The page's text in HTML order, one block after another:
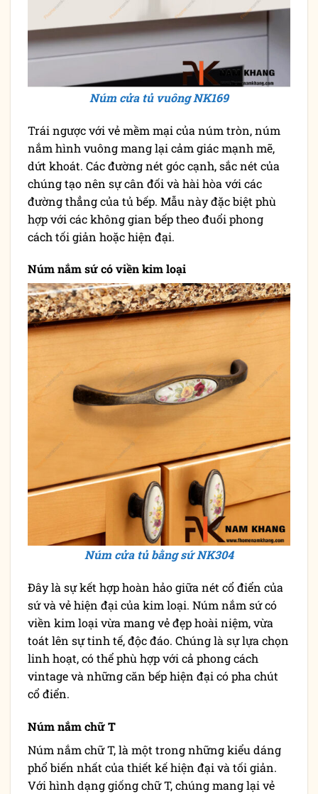
Núm cửa tủ vuông NK169
Trái ngược với vẻ mềm mại của núm tròn, núm
nắm hình vuông mang lại cảm giác mạnh mẽ,
dứt khoát. Các đường nét góc cạnh, sắc nét của
chúng tạo nên sự cân đối và hài hòa với các
đường thẳng của tủ bếp. Mẫu này đặc biệt phù
hợp với các không gian bếp theo đuổi phong
cách tối giản hoặc hiện đại.
Núm nắm sứ có viền kim loại
Núm cửa tủ bằng sứ NK304
Đây là sự kết hợp hoàn hảo giữa nét cổ điển của
sứ và vẻ hiện đại của kim loại. Núm nắm sứ có
viền kim loại vừa mang vẻ đẹp hoài niệm, vừa
toát lên sự tinh tế, độc đáo. Chúng là sự lựa chọn
linh hoạt, có thể phù hợp với cả phong cách
vintage và những căn bếp hiện đại có pha chút
cổ điển.
Núm nắm chữ T
Núm nắm chữ T, là một trong những kiểu dáng
phổ biến nhất của thiết kế hiện đại và tối giản.
Với hình dạng giống chữ T, chúng mang lại vẻ